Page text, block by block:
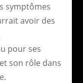
symptômes
avoir des
pour ses
son rôle dans